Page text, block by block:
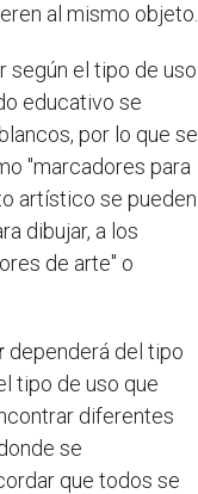
al mismo objeto.
según el tipo de uso
educativo se
por lo que se
"marcadores para
artístico se pueden
dibujar, a los
de arte" o
dependerá del tipo
tipo de uso que
diferentes
se
que todos se